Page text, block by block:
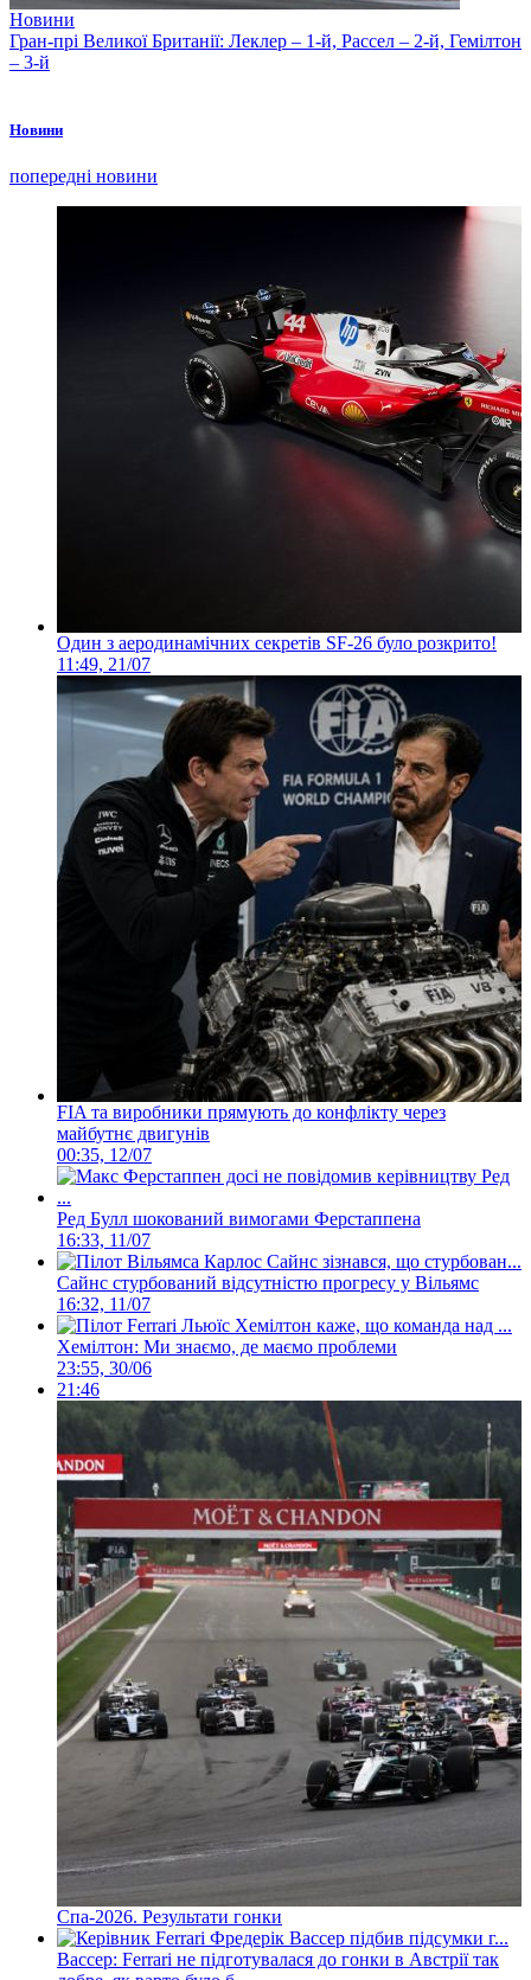
Новини
Гран-прі Великої Британії: Леклер – 1-й, Рассел – 2-й, Гемілтон
– 3-й
Новини
попередні новини
Один з аеродинамічних секретів SF-26 було розкрито!
11:49, 21/07
FIA та виробники прямують до конфлікту через
майбутнє двигунів
00:35, 12/07
Ред Булл шокований вимогами Ферстаппена
16:33, 11/07
Сайнс стурбований відсутністю прогресу у Вільямс
16:32, 11/07
Хемілтон: Ми знаємо, де маємо проблеми
23:55, 30/06
21:46
Спа-2026. Результати гонки
Вассер: Ferrari не підготувалася до гонки в Австрії так